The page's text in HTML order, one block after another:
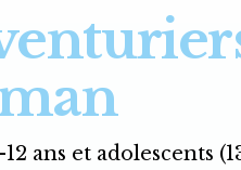
ans et adolescents